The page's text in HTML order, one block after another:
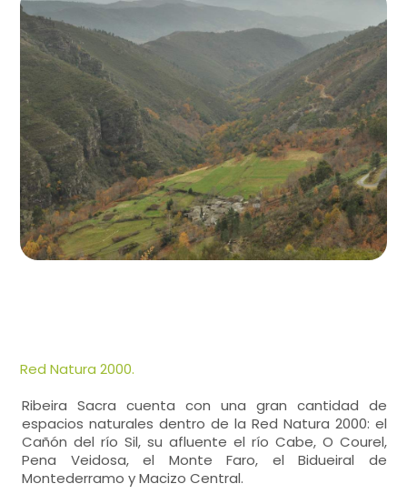
Red Natura 2000.
Ribeira Sacra cuenta con una gran cantidad de
espacios naturales dentro de la Red Natura 2000: el
Cañón del río Sil, su afluente el río Cabe, O Courel,
Pena Veidosa, el Monte Faro, el Bidueiral de
Montederramo y Macizo Central.